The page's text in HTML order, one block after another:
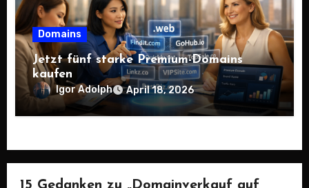
Domains
Jetzt fünf starke Premium-Domains
kaufen
Igor Adolph April 18, 2026